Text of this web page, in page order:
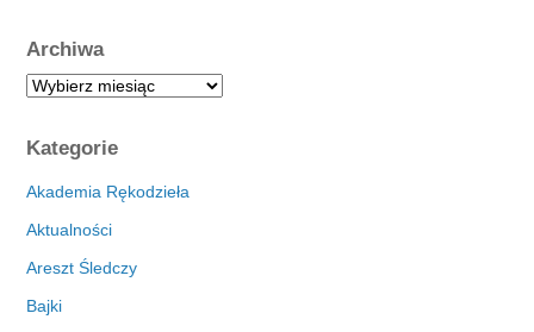
Archiwa
A
h
i
a
Kategorie
Akademia Rękodzieła
Aktualności
Areszt Śledczy
Bajki